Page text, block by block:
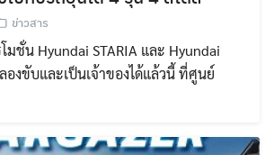
ข่าวสาร
ชั่น Hyundai STARIA และ Hyundai
องขับและเป็นเจ้าของได้แล้วนี้ ที่ศูนย์